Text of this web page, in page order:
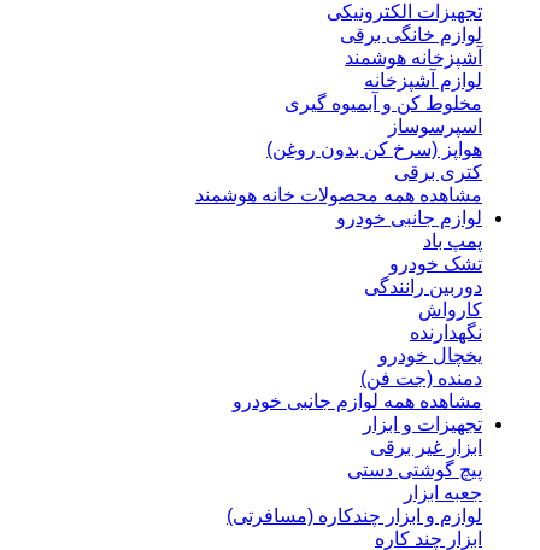
تجهیزات الکترونیکی
لوازم خانگی برقی
آشپزخانه هوشمند
لوازم آشپزخانه
مخلوط کن و آبمیوه گیری
اسپرسوساز
هواپز (سرخ کن بدون روغن)
کتری برقی
مشاهده همه محصولات خانه هوشمند
لوازم جانبی خودرو
پمپ باد
تشک خودرو
دوربین رانندگی
کارواش
نگهدارنده
یخچال خودرو
دمنده (جت فن)
مشاهده همه لوازم جانبی خودرو
تجهیزات و ابزار
ابزار غیر برقی
پیچ گوشتی دستی
جعبه ابزار
لوازم و ابزار چندکاره (مسافرتی)
ابزار چند کاره